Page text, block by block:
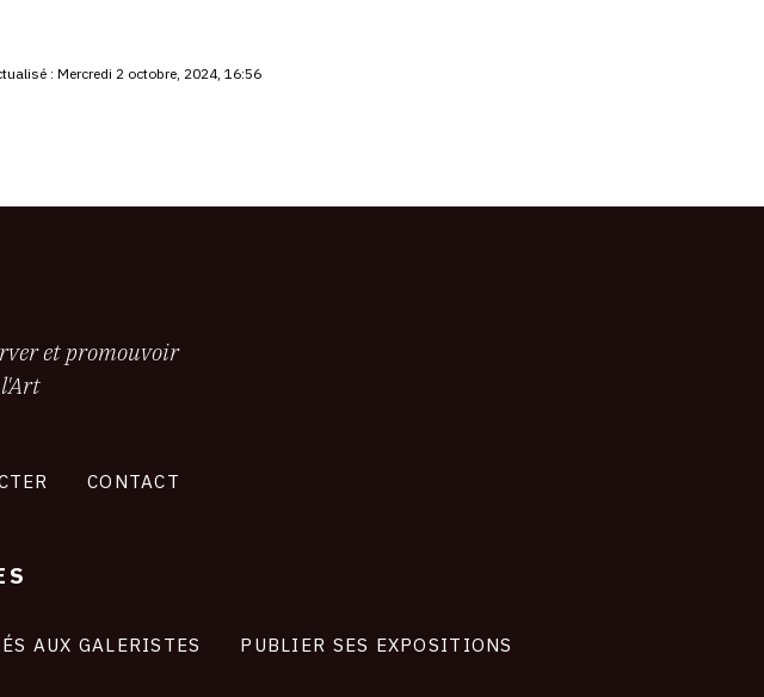
: Mercredi 2 octobre, 2024, 16:56
et promouvoir
CONTACT
AUX GALERISTES PUBLIER SES EXPOSITIONS